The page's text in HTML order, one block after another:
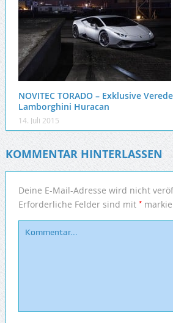
NOVITEC TORADO – Exklusive
Lamborghini Huracan
14. Juli 2015
KOMMENTAR HINTERLASSEN
Deine E-Mail-Adresse wird nicht
Erforderliche Felder sind mit *